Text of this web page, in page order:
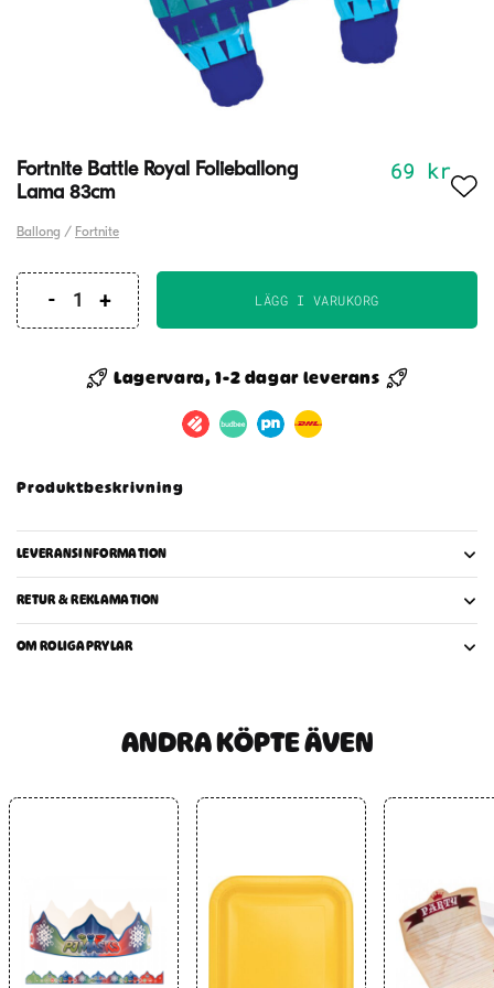
Fortnite Battle Royal Folieballong
Lama 83cm
69 kr
Ballong / Fortnite
Fortnite
Royal
Folieballong
LÄGG I VARUKORG
Lagervara, 1-2 dagar leverans
Produktbeskrivning
LEVERANSINFORMATION
RETUR & REKLAMATION
OM ROLIGAPRYLAR
ANDRA KÖPTE ÄVEN